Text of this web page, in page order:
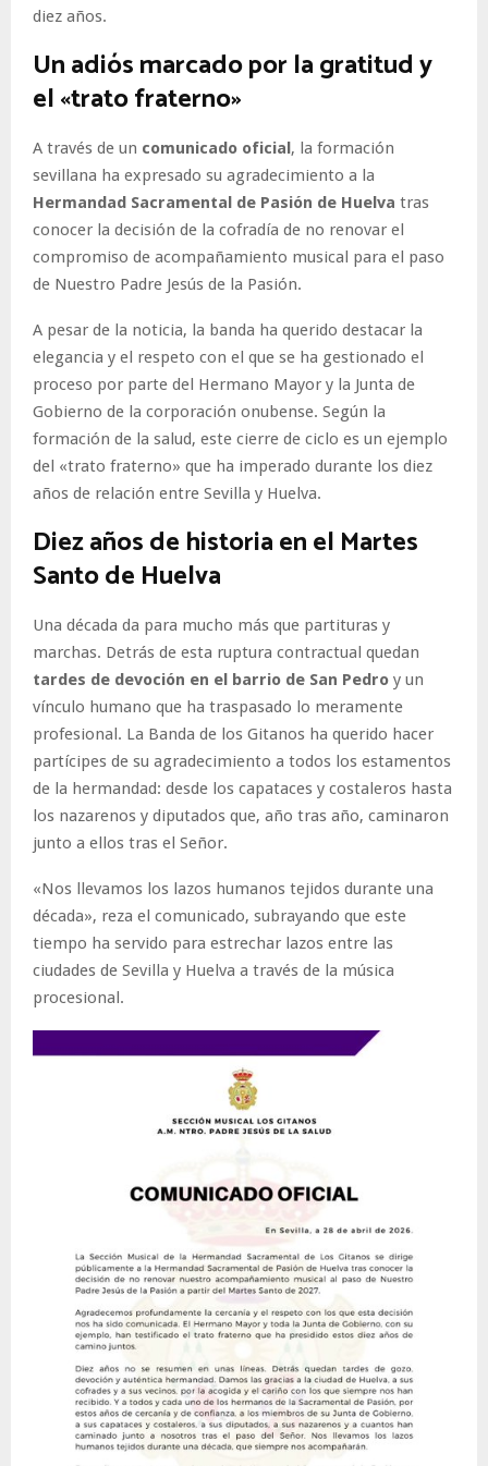
diez años.
Un adiós marcado por la gratitud y
el «trato fraterno»
A través de un comunicado oficial, la formación
sevillana ha expresado su agradecimiento a la
Hermandad Sacramental de Pasión de Huelva tras
conocer la decisión de la cofradía de no renovar el
compromiso de acompañamiento musical para el paso
de Nuestro Padre Jesús de la Pasión.
A pesar de la noticia, la banda ha querido destacar la
elegancia y el respeto con el que se ha gestionado el
proceso por parte del Hermano Mayor y la Junta de
Gobierno de la corporación onubense. Según la
formación de la salud, este cierre de ciclo es un ejemplo
del «trato fraterno» que ha imperado durante los diez
años de relación entre Sevilla y Huelva.
Diez años de historia en el Martes
Santo de Huelva
Una década da para mucho más que partituras y
marchas. Detrás de esta ruptura contractual quedan
tardes de devoción en el barrio de San Pedro y un
vínculo humano que ha traspasado lo meramente
profesional. La Banda de los Gitanos ha querido hacer
partícipes de su agradecimiento a todos los estamentos
de la hermandad: desde los capataces y costaleros hasta
los nazarenos y diputados que, año tras año, caminaron
junto a ellos tras el Señor.
«Nos llevamos los lazos humanos tejidos durante una
década», reza el comunicado, subrayando que este
tiempo ha servido para estrechar lazos entre las
ciudades de Sevilla y Huelva a través de la música
procesional.